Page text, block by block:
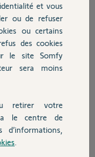
et vous
ou de refuser
ou certains
des cookies
le site Somfy
sera moins
retirer votre
le centre de